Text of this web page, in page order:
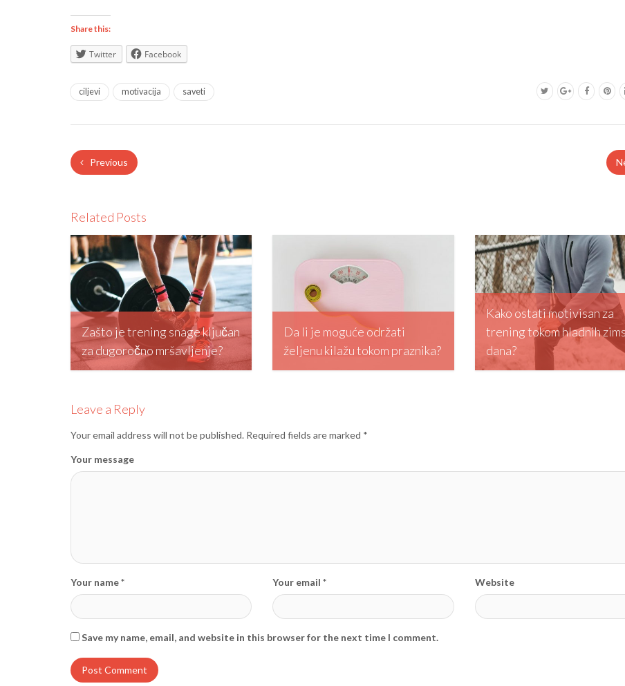
Share this:
Twitter Facebook
ciljevi motivacija saveti
Previous
Related Posts
Zašto je trening snage ključan
za dugoročno mršavljenje?
Da li je moguće održati
željenu kilažu tokom praznika?
Kako ostati motivisan za
trening tokom hladnih
dana?
Leave a Reply
Your email address will not be published. Required fields are marked *
Your message
Your name * Your email * Website
Save my name, email, and website in this browser for the next time I comment.